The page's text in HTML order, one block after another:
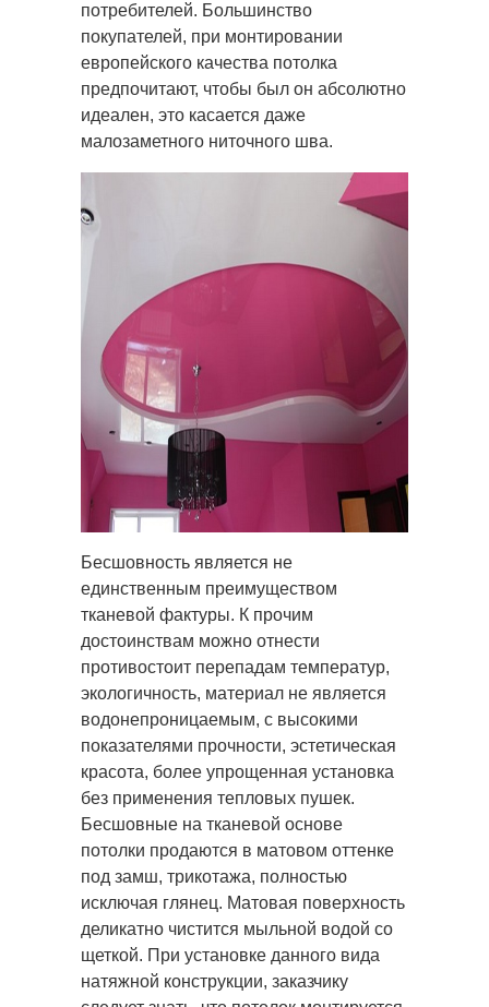
потребителей. Большинство
покупателей, при монтировании
европейского качества потолка
предпочитают, чтобы был он абсолютно
идеален, это касается даже
малозаметного ниточного шва.
Бесшовность является не
единственным преимуществом
тканевой фактуры. К прочим
достоинствам можно отнести
противостоит перепадам температур,
экологичность, материал не является
водонепроницаемым, с высокими
показателями прочности, эстетическая
красота, более упрощенная установка
без применения тепловых пушек.
Бесшовные на тканевой основе
потолки продаются в матовом оттенке
под замш, трикотажа, полностью
исключая глянец. Матовая поверхность
деликатно чистится мыльной водой со
щеткой. При установке данного вида
натяжной конструкции, заказчику